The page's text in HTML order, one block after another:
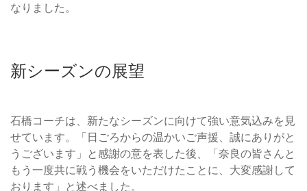
なりました。
新シーズンの展望
石橋コーチは、新たなシーズンに向けて強い意気込みを見
せています。「日ごろからの温かいご声援、誠にありがと
うございます」と感謝の意を表した後、「奈良の皆さんと
もう一度共に戦う機会をいただけたことに、大変感謝して
おります」と述べました。